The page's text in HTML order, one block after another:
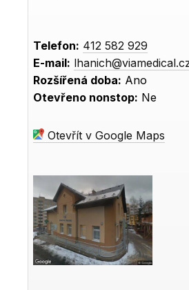
Telefon: 412 582 929
E-mail:
Rozšířená doba: Ano
Otevřeno nonstop: Ne
Otevřít v Google Maps